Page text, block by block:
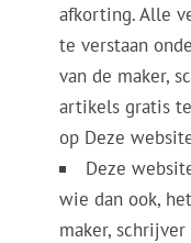
afkorting. Alle
te verstaan
van de maker,
artikels gratis
op Deze
Deze
wie dan ook,
maker,